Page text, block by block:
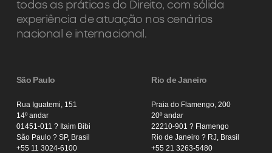
todas as práticas do Direito, com sólida
experiência de atuação nos cenários
nacional e internacional.
São Paulo
Rua Iguatemi, 151
14º andar
01451-011 ? Itaim Bibi
São Paulo ? SP, Brasil
+55 11 3024-6100
Rio de Janeiro
Praia do Flamengo, 200
20º andar
22210-901 ? Flamengo
Rio de Janeiro ? RJ, Brasil
+55 21 3263-5480